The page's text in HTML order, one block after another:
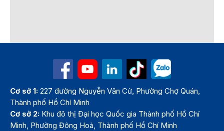
Cơ sở 1: 227 đường Nguyễn Văn Cừ, Phường Chợ Quán,
Thành phố Hồ Chí Minh
Cơ sở 2: Khu đô thị Đại học Quốc gia Thành phố Hồ Chí
Minh, Phường Đông Hoà, Thành phố Hồ Chí Minh